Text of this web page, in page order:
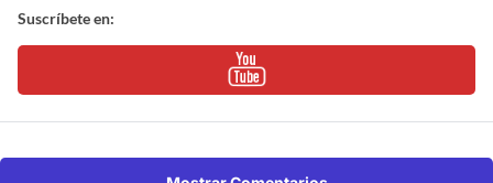
Suscríbete en: